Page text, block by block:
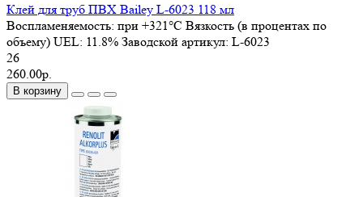
Клей для труб ПВХ Bailey L-6023 118 мл
Воспламеняемость: при +321°C Вязкость (в процентах по
объему) UEL: 11.8% Заводской артикул: L-6023
26
260.00р.
В корзину